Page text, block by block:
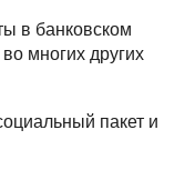
в банковском
многих других
пакет и